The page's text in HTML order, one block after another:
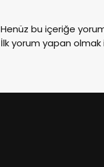
Henüz bu içeriğe
İlk yorum yapan olmak